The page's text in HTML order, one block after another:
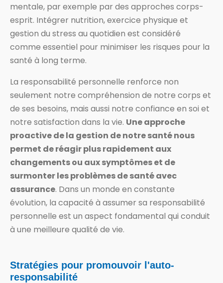
mentale, par exemple par des approches corps-
esprit. Intégrer nutrition, exercice physique et
gestion du stress au quotidien est considéré
comme essentiel pour minimiser les risques pour la
santé à long terme.
La responsabilité personnelle renforce non
seulement notre compréhension de notre corps et
de ses besoins, mais aussi notre confiance en soi et
notre satisfaction dans la vie. Une approche
proactive de la gestion de notre santé nous
permet de réagir plus rapidement aux
changements ou aux symptômes et de
surmonter les problèmes de santé avec
assurance. Dans un monde en constante
évolution, la capacité à assumer sa responsabilité
personnelle est un aspect fondamental qui conduit
à une meilleure qualité de vie.
Stratégies pour promouvoir l'auto-
responsabilité